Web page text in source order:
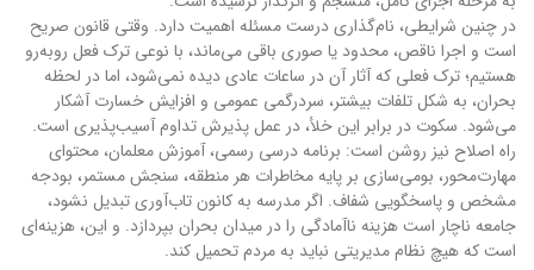
در چنین شرایطی، نام‌گذاری درست مسئله اهمیت دارد. وقتی قانون صریح
است و اجرا ناقص، محدود یا صوری باقی می‌ماند، با نوعی ترک فعل روبه‌رو
هستیم؛ ترک فعلی که آثار آن در ساعات عادی دیده نمی‌شود، اما در لحظه
بحران، به شکل تلفات بیشتر، سردرگمی عمومی و افزایش خسارت آشکار
می‌شود. سکوت در برابر این خلأ، در عمل پذیرش تداوم آسیب‌پذیری است.
راه اصلاح نیز روشن است: برنامه درسی رسمی، آموزش معلمان، محتوای
مهارت‌محور، بومی‌سازی بر پایه مخاطرات هر منطقه، سنجش مستمر، بودجه
مشخص و پاسخگویی شفاف. اگر مدرسه به کانون تاب‌آوری تبدیل نشود،
جامعه ناچار است هزینه ناآمادگی را در میدان بحران بپردازد. و این، هزینه‌ای
است که هیچ نظام مدیریتی نباید به مردم تحمیل کند.